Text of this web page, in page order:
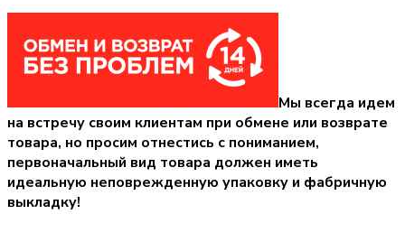
Мы всегда идем
на встречу своим клиентам при обмене или возврате
товара, но просим отнестись с пониманием,
первоначальный вид товара должен иметь
идеальную неповрежденную упаковку и фабричную
выкладку!